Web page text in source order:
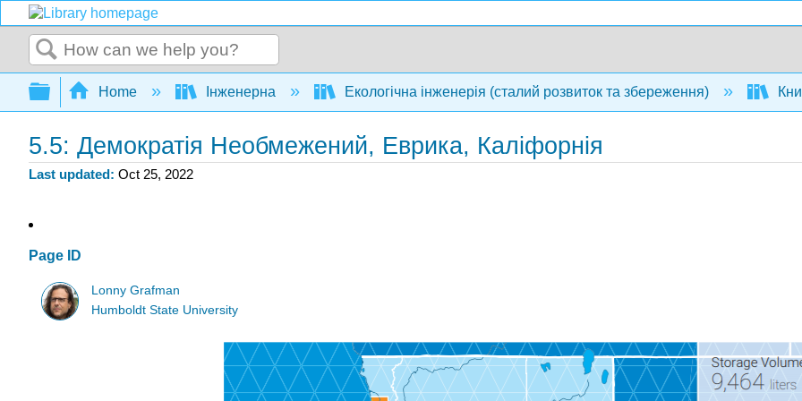
Search
Expand/collapse global hierarchy
Home Інженерна Екологічна інженерія (сталий розвиток та збереження)
5.5: Демократія Необмежений, Еврика, Каліфорнія
Last updated Oct 25, 2022
Page ID
Lonny Grafman
Humboldt State University